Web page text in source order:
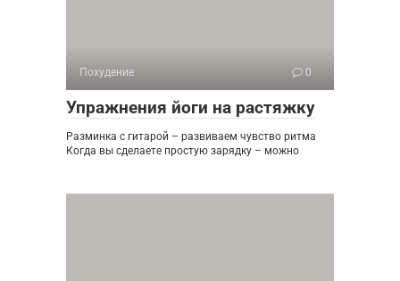
Похудение 0
Упражнения йоги на растяжку
Разминка с гитарой – развиваем чувство ритма
Когда вы сделаете простую зарядку – можно